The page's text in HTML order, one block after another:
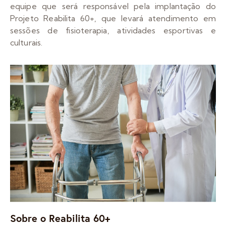
equipe que será responsável pela implantação do
Projeto Reabilita 60+, que levará atendimento em
sessões de fisioterapia, atividades esportivas e
culturais.
Sobre o Reabilita 60+